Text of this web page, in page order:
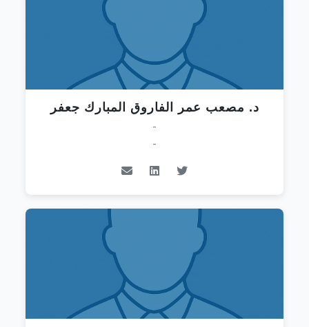
د. مصعب عمر الفاروق المبارك جعفر
-
-